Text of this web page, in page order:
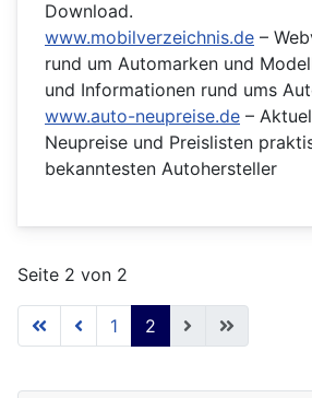
Download.
www.mobilverzeichnis.de –
rund um Automarken und
und Informationen rund ums
www.auto-neupreise.de –
Neupreise und Preislisten
bekanntesten Autohersteller
Seite 2 von 2
1 2